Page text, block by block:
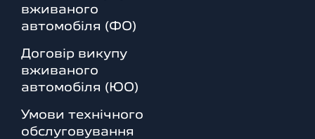
вживаного
автомобіля (ФО)
Договір викупу
вживаного
автомобіля (ЮО)
Умови технічного
обслуговування